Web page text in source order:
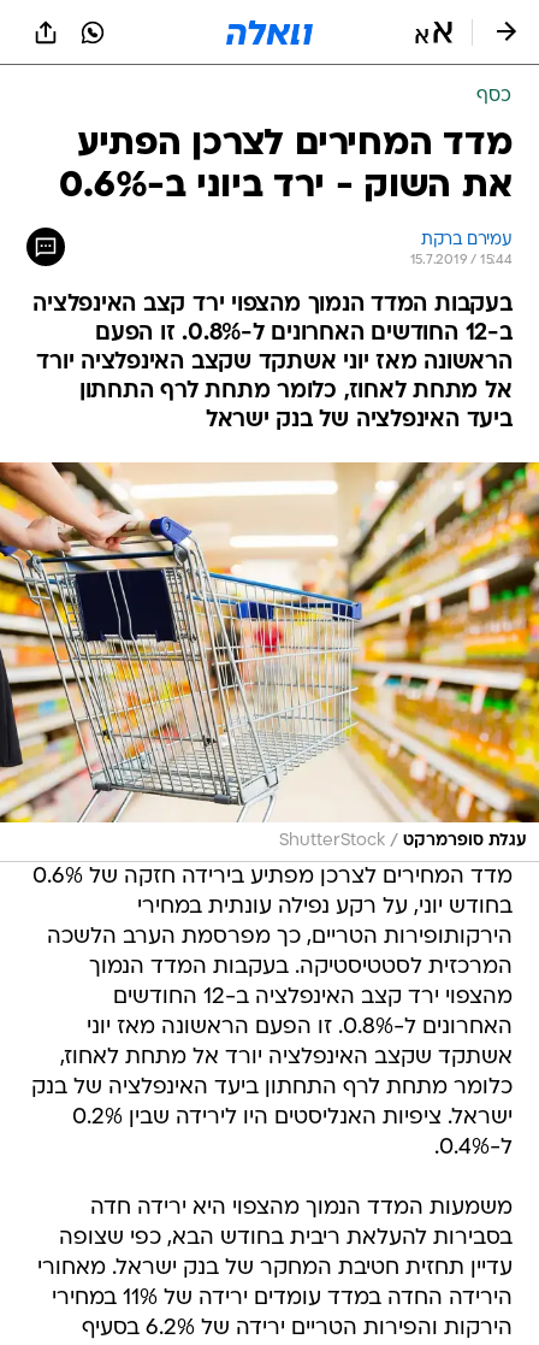
כסף
מדד המחירים לצרכן הפתיע
את השוק - ירד ביוני ב-0.6%
עמירם ברקת
15.7.2019 / 15:44
בעקבות המדד הנמוך מהצפוי ירד קצב האינפלציה
ב-12 החודשים האחרונים ל-0.8%. זו הפעם
הראשונה מאז יוני אשתקד שקצב האינפלציה יורד
אל מתחת לאחוז, כלומר מתחת לרף התחתון
ביעד האינפלציה של בנק ישראל
עגלת סופרמרקט /
ShutterStock
מדד המחירים לצרכן מפתיע בירידה חזקה של 0.6%
בחודש יוני, על רקע נפילה עונתית במחירי
הירקותופירות הטריים, כך מפרסמת הערב הלשכה
המרכזית לסטטיסטיקה. בעקבות המדד הנמוך
מהצפוי ירד קצב האינפלציה ב-12 החודשים
האחרונים ל-0.8%. זו הפעם הראשונה מאז יוני
אשתקד שקצב האינפלציה יורד אל מתחת לאחוז,
כלומר מתחת לרף התחתון ביעד האינפלציה של בנק
ישראל. ציפיות האנליסטים היו לירידה שבין 0.2%
ל-0.4%.
משמעות המדד הנמוך מהצפוי היא ירידה חדה
בסבירות להעלאת ריבית בחודש הבא, כפי שצופה
עדיין תחזית חטיבת המחקר של בנק ישראל. מאחורי
הירידה החדה במדד עומדים ירידה של 11% במחירי
הירקות והפירות הטריים ירידה של 6.2% בסעיף